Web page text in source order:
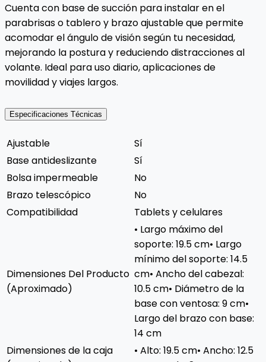
Cuenta con base de succión para instalar en el
parabrisas o tablero y brazo ajustable que permite
acomodar el ángulo de visión según tu necesidad,
mejorando la postura y reduciendo distracciones al
volante. Ideal para uso diario, aplicaciones de
movilidad y viajes largos.
Especificaciones Técnicas
Ajustable
Sí
Base antideslizante
Sí
Bolsa impermeable
No
Brazo telescópico
No
Compatibilidad
Tablets y celulares
Dimensiones Del Producto
(Aproximado)
• Largo máximo del
soporte: 19.5 cm• Largo
mínimo del soporte: 14.5
cm• Ancho del cabezal:
10.5 cm• Diámetro de la
base con ventosa: 9 cm•
Largo del brazo con base:
14 cm
Dimensiones de la caja
• Alto: 19.5 cm• Ancho: 12.5